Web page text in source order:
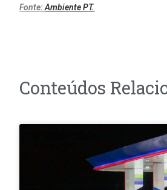
Fonte:Ambiente PT.
Conteúdos